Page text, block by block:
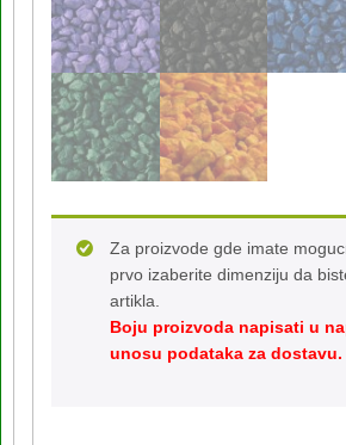
Za proizvode gde imate
prvo izaberite dimenziju da
artikla.
Boju proizvoda napisati u
unosu podataka za dostavu.